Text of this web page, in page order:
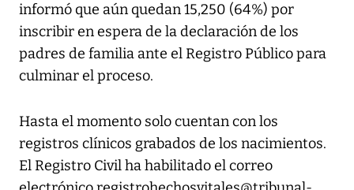
informó que aún quedan 15,250 (64%) por
inscribir en espera de la declaración de los
padres de familia ante el Registro Público para
culminar el proceso.
Hasta el momento solo cuentan con los
registros clínicos grabados de los nacimientos.
El Registro Civil ha habilitado el correo